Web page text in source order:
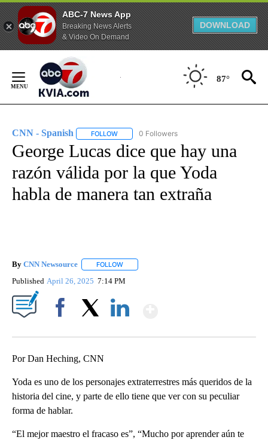
ABC-7 News App
Breaking News Alerts
& Video On Demand
DOWNLOAD
Content
87°
CNN - Spanish FOLLOW FOLLOW "CNN - SPANISH" TO RECEIVE
0 Followers
George Lucas dice que hay una
razón válida por la que Yoda
habla de manera tan extraña
By CNN Newsource FOLLOW
Published April 26, 2025 7:14 PM
Por Dan Heching, CNN
Yoda es uno de los personajes extraterrestres más queridos de la
historia del cine, y parte de ello tiene que ver con su peculiar
forma de hablar.
“El mejor maestro el fracaso es”, “Mucho por aprender aún te